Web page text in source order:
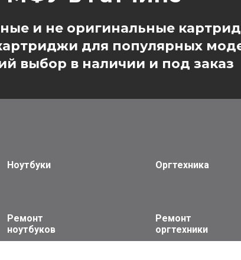
и не оригинальные
для популярных
выбор в наличии и под заказ
Оргтехника
Ноутбуки
Ремонт
оргтехники
Ремонт
ноутбуков